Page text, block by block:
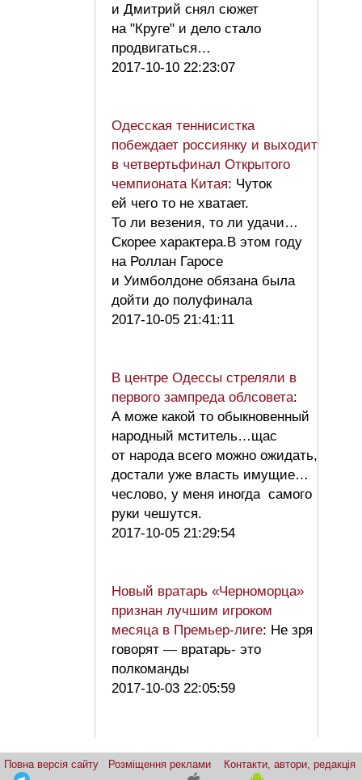
и Дмитрий снял сюжет
на "Круге" и дело стало
продвигаться…
2017-10-10 22:23:07
Одесская теннисистка
побеждает россиянку и выходит
в четвертьфинал Открытого
чемпионата Китая: Чуток
ей чего то не хватает.
То ли везения, то ли удачи…
Скорее характера.В этом году
на Роллан Гаросе
и Уимболдоне обязана была
дойти до полуфинала
2017-10-05 21:41:11
В центре Одессы стреляли в
первого зампреда облсовета:
А може какой то обыкновенный
народный мститель…щас
от народа всего можно ожидать,
достали уже власть имущие…
чеслово, у меня иногда самого
руки чешутся.
2017-10-05 21:29:54
Новый вратарь «Черноморца»
признан лучшим игроком
месяца в Премьер-лиге: Не зря
говорят — вратарь- это
полкоманды
2017-10-03 22:05:59
Повна версія сайту Розміщення реклами
Контакти, автори, редакція